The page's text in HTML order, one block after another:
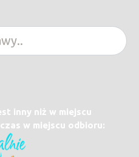
inny niż w miejscu
w miejscu odbioru: